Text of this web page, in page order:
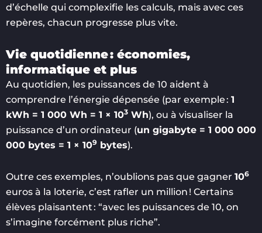
d’échelle qui complexifie les calculs, mais avec ces
repères, chacun progresse plus vite.
Vie quotidienne : économies,
informatique et plus
Au quotidien, les puissances de 10 aident à
comprendre l’énergie dépensée (par exemple : 1
kWh = 1 000 Wh = 1 × 103 Wh), ou à visualiser la
puissance d’un ordinateur (un gigabyte = 1 000 000
000 bytes = 1 × 109 bytes).
Outre ces exemples, n’oublions pas que gagner 106
euros à la loterie, c’est rafler un million ! Certains
élèves plaisantent : “avec les puissances de 10, on
s’imagine forcément plus riche”.